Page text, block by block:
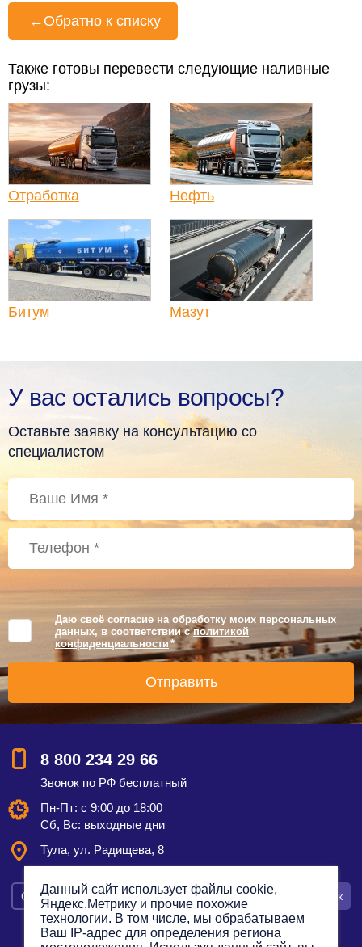
← Обратно к списку
Также готовы перевести следующие наливные
грузы:
Отработка Нефть
Битум Мазут
У вас остались вопросы?
Оставьте заявку на консультацию со
специалистом
Даю своё согласие на обработку моих персональных
данных, в соответствии сполитикой
конфиденциальности *
8 800 234 29 66
Звонок по РФ бесплатный
Пн-Пт: с 9:00 до 18:00
Сб, Вс: выходные дни
Тула, ул. Радищева, 8
Смотреть на карте Оставить заявку Заказать звонок
Данный сайт использует файлы cookie,
Яндекс.Метрику и прочие похожие
технологии. В том числе, мы обрабатываем
Ваш IP-адрес для определения региона